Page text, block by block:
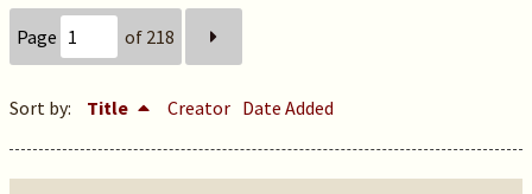
Page of 218
Sort by: Title Creator Date Added